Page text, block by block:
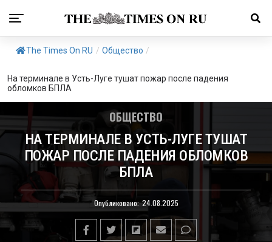
The Times On RU / Общество /
На терминале в Усть-Луге тушат пожар после падения
обломков БПЛА
ОБЩЕСТВО
НА ТЕРМИНАЛЕ В УСТЬ-ЛУГЕ ТУШАТ
ПОЖАР ПОСЛЕ ПАДЕНИЯ ОБЛОМКОВ
БПЛА
Опубликовано: 24.08.2025